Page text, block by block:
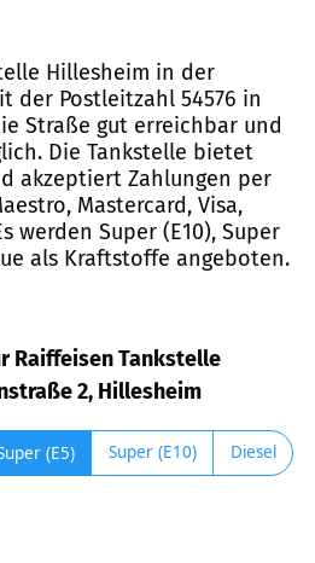
Hillesheim in der
der Postleitzahl 54576 in
Straße gut erreichbar und
Die Tankstelle bietet
akzeptiert Zahlungen per
Mastercard, Visa,
werden Super (E10), Super
als Kraftstoffe angeboten.
Tankstelle
2, Hillesheim
(E5) Super (E10) Diesel